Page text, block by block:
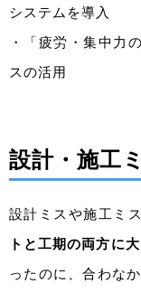
システムを導入
・「疲労・集中力
スの活用
設計・施工
設計ミスや施工ミ
トと工期の両方に
ったのに、合わな